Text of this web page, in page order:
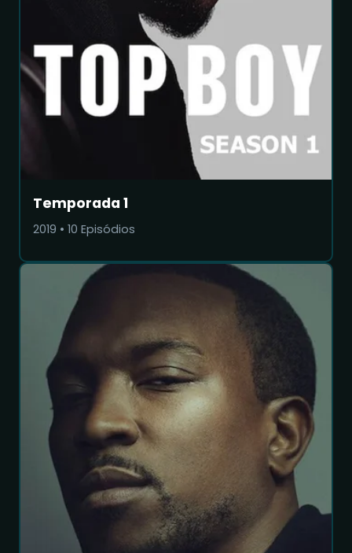
Temporada 1
2019 • 10 Episódios